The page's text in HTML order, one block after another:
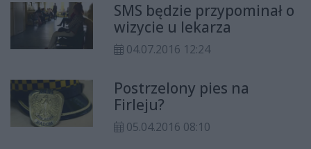
osocza krwi pacjenta z chorobą
autoimmunologiczną.
SMS będzie przypominał o
wizycie u lekarza
04.07.2016 12:24
Postrzelony pies na
Firleju?
05.04.2016 08:10